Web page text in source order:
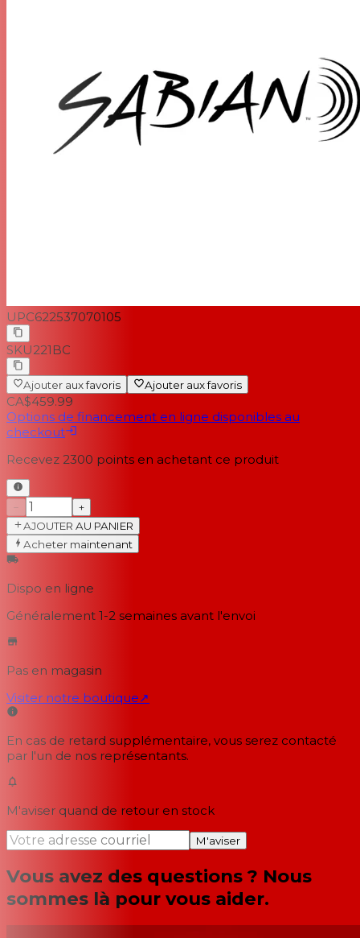
UPC622537070105
SKU221BC
Ajouter aux favoris Ajouter aux favoris
CA$459.99
Options de financement en ligne disponibles au
checkout
Recevez 2300 points en achetant ce produit
−
+
AJOUTER AU PANIER
Acheter maintenant
Dispo en ligne
Généralement 1-2 semaines avant l'envoi
Pas en magasin
Visiter notre boutique↗
En cas de retard supplémentaire, vous serez contacté
par l'un de nos représentants.
M'aviser quand de retour en stock
M'aviser
Vous avez des questions ? Nous
sommes là pour vous aider.